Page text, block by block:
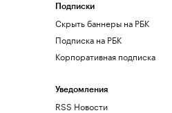
Подписки
Скрыть баннеры на РБК
Подписка на РБК
Корпоративная подписка
Уведомления
RSS Новости